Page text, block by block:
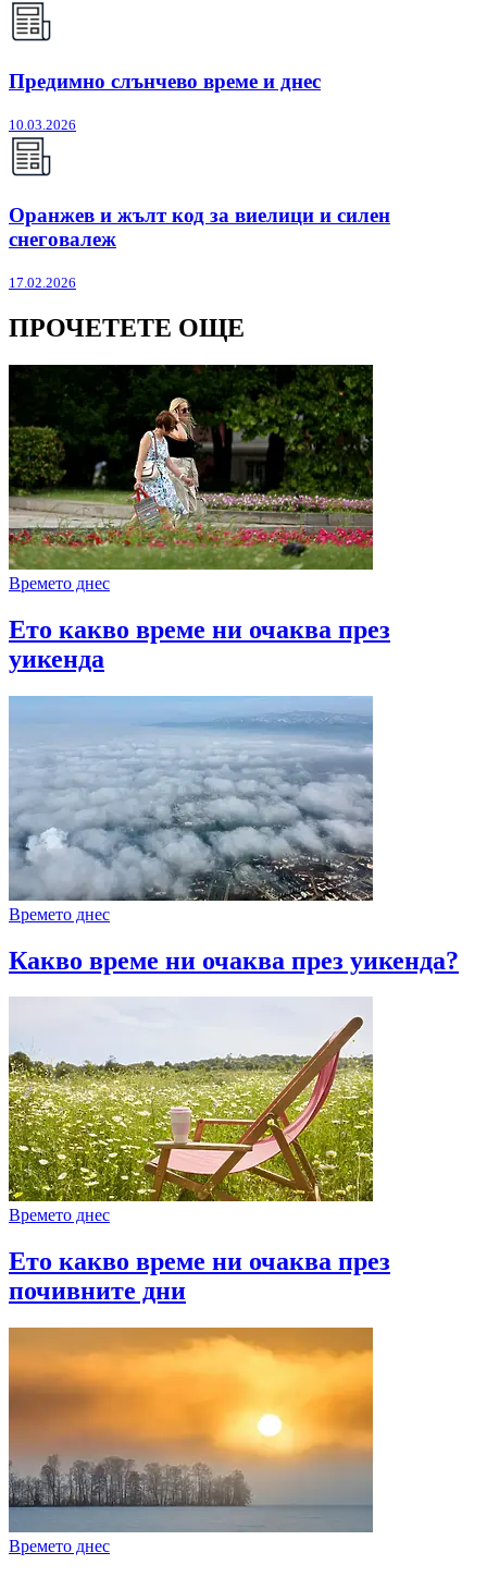
Предимно слънчево време и днес
10.03.2026
Оранжев и жълт код за виелици и силен
снеговалеж
17.02.2026
ПРОЧЕТЕТЕ ОЩЕ
Времето днес
Ето какво време ни очаква през
уикенда
Времето днес
Какво време ни очаква през уикенда?
Времето днес
Ето какво време ни очаква през
почивните дни
Времето днес